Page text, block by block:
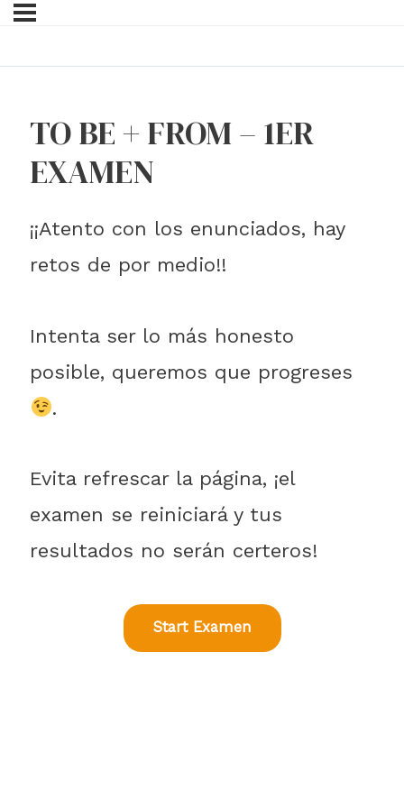
TO BE + FROM – 1ER
EXAMEN
¡¡Atento con los enunciados, hay
retos de por medio!!
Intenta ser lo más honesto
posible, queremos que progreses
.
Evita refrescar la página, ¡el
examen se reiniciará y tus
resultados no serán certeros!